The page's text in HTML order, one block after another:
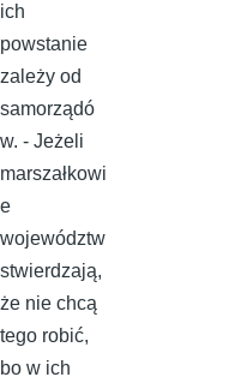
ich
powstanie
zależy od
samorządó
w. - Jeżeli
marszałkowi
e
województw
stwierdzają,
że nie chcą
tego robić,
bo w ich